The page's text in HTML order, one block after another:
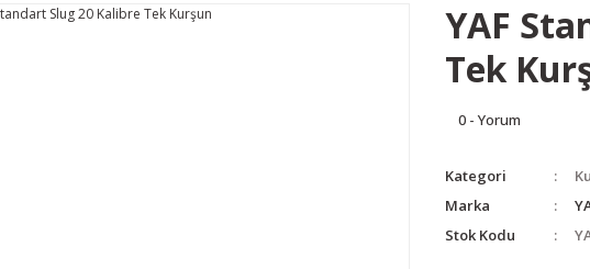
YAF
Tek
0 - Yorum
Kategori
Marka
Stok Kodu